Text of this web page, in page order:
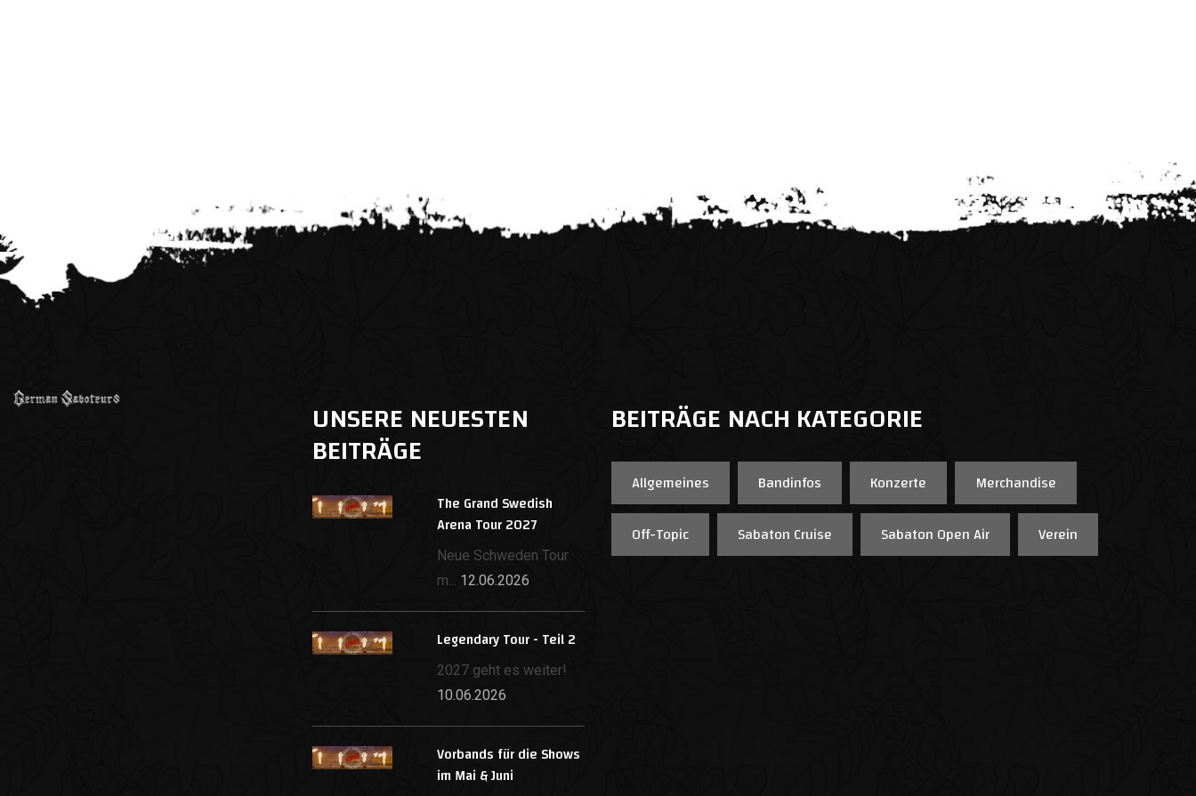
UNSERE NEUESTEN
BEITRÄGE
The Grand Swedish
Arena Tour 2027
Neue Schweden Tour
m... 12.06.2026
Legendary Tour - Teil 2
2027 geht es weiter!
10.06.2026
Vorbands für die Shows
im Mai & Juni
BEITRÄGE NACH KATEGORIE
Allgemeines Bandinfos Konzerte
Merchandise
Off-Topic
Sabaton Cruise Sabaton Open Air Verein